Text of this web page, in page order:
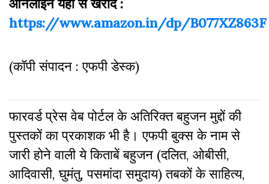
ऑनलाइन यहां से खरीदें :
https://www.amazon.in/dp/B077XZ863F
(कॉपी संपादन : एफपी डेस्क)
फारवर्ड प्रेस वेब पोर्टल के अतिरिक्‍त बहुजन मुद्दों की
पुस्‍तकों का प्रकाशक भी है। एफपी बुक्‍स के नाम से
जारी होने वाली ये किताबें बहुजन (दलित, ओबीसी,
आदिवासी, घुमंतु, पसमांदा समुदाय) तबकों के साहित्‍य,